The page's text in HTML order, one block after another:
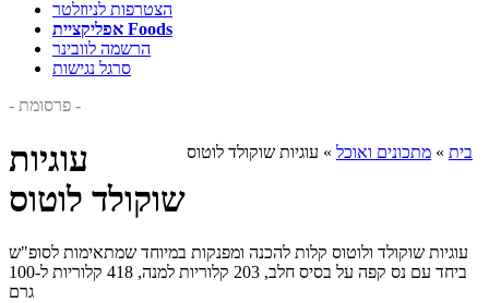
הצטרפות לניוזלטר
אפליקציית Foods
הרשמה לוובינר
סרגל נגישות
- פרסומת -
בית » מתכונים ואוכל » עוגיות שוקולד לוטוס
עוגיות
שוקולד לוטוס
עוגיות שוקולד ולוטוס קלות להכנה ומפנקות במיוחד שמתאימות לסופ"ש
ביחד עם נס קפה על בסיס חלב, 203 קלוריות למנה, 418 קלוריות ל-100
גרם